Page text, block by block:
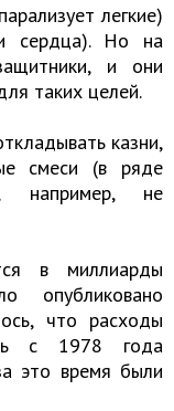
легкие)
сердца). Но на
и они
таких целей.
казни,
смеси (в ряде
например, не
в миллиарды
что расходы
с 1978 года
это время были